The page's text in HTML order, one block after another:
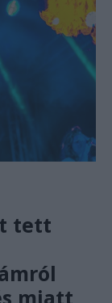
tett
miatt